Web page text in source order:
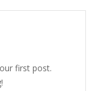
first post.